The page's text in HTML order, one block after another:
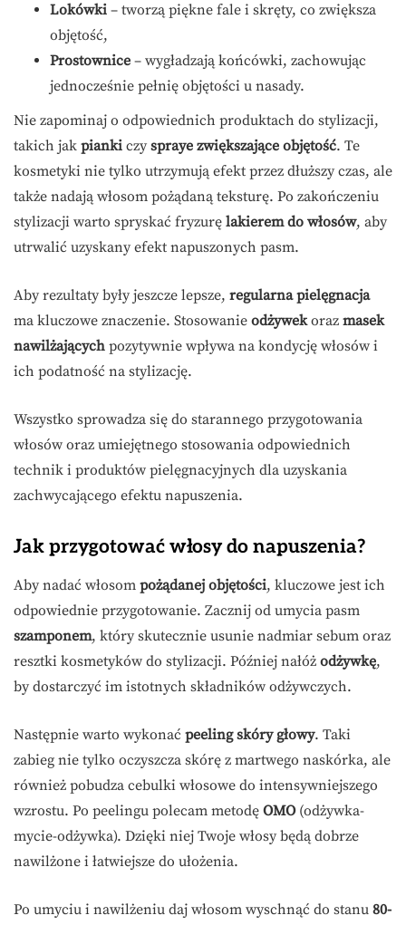
Lokówki – tworzą piękne fale i skręty, co zwiększa
objętość,
Prostownice – wygładzają końcówki, zachowując
jednocześnie pełnię objętości u nasady.
Nie zapominaj o odpowiednich produktach do stylizacji,
takich jak pianki czy spraye zwiększające objętość. Te
kosmetyki nie tylko utrzymują efekt przez dłuższy czas, ale
także nadają włosom pożądaną teksturę. Po zakończeniu
stylizacji warto spryskać fryzurę lakierem do włosów, aby
utrwalić uzyskany efekt napuszonych pasm.
Aby rezultaty były jeszcze lepsze, regularna pielęgnacja
ma kluczowe znaczenie. Stosowanie odżywekoraz masek
nawilżających pozytywnie wpływa na kondycję włosów i
ich podatność na stylizację.
Wszystko sprowadza się do starannego przygotowania
włosów oraz umiejętnego stosowania odpowiednich
technik i produktów pielęgnacyjnych dla uzyskania
zachwycającego efektu napuszenia.
Jak przygotować włosy do napuszenia?
Aby nadać włosom pożądanej objętości, kluczowe jest ich
odpowiednie przygotowanie. Zacznij od umycia pasm
szamponem, który skutecznie usunie nadmiar sebum oraz
resztki kosmetyków do stylizacji. Później nałóż odżywkę,
by dostarczyć im istotnych składników odżywczych.
Następnie warto wykonać peeling skóry głowy. Taki
zabieg nie tylko oczyszcza skórę z martwego naskórka, ale
również pobudza cebulki włosowe do intensywniejszego
wzrostu. Po peelingu polecam metodę OMO(odżywka-
mycie-odżywka). Dzięki niej Twoje włosy będą dobrze
nawilżone i łatwiejsze do ułożenia.
Po umyciu i nawilżeniu daj włosom wyschnąć do stanu 80-